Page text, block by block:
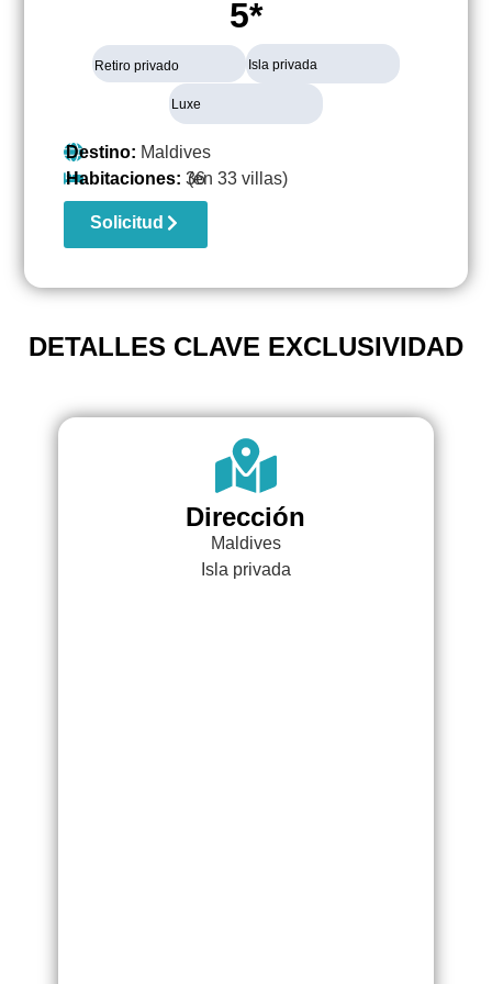
5*
Retiro privado Isla privada
Luxe
Destino: Maldives
Habitaciones: 36
(en 33 villas)
Solicitud
DETALLES CLAVE EXCLUSIVIDAD
Dirección
Maldives
Isla privada